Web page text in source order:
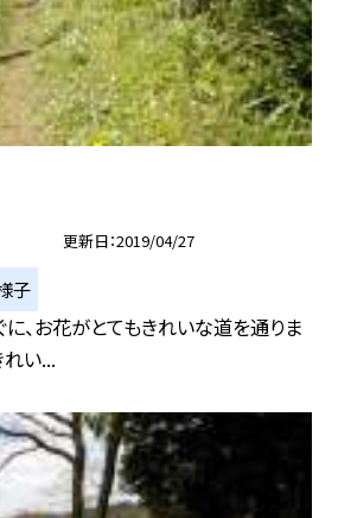
更新日 2019/04/27
子
、お花がとてもきれいな道を通りま
れい...